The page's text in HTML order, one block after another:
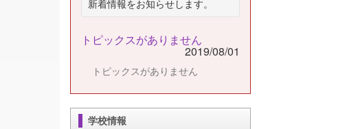
新着情報をお知らせします。
トピックスがありません
2019/08/01
トピックスがありません
学校情報